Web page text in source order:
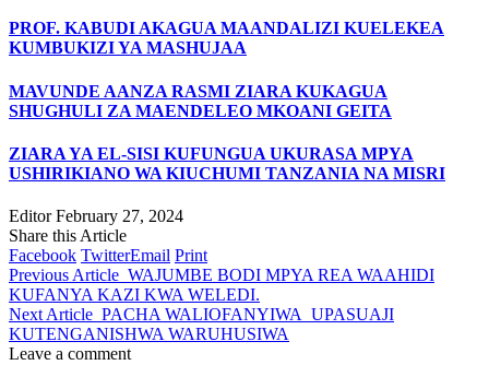
PROF. KABUDI AKAGUA MAANDALIZI KUELEKEA
KUMBUKIZI YA MASHUJAA
MAVUNDE AANZA RASMI ZIARA KUKAGUA
SHUGHULI ZA MAENDELEO MKOANI GEITA
ZIARA YA EL-SISI KUFUNGUA UKURASA MPYA
USHIRIKIANO WA KIUCHUMI TANZANIA NA MISRI
Editor February 27, 2024
Share this Article
Facebook TwitterEmail Print
Previous Article WAJUMBE BODI MPYA REA WAAHIDI
KUFANYA KAZI KWA WELEDI.
Next Article PACHA WALIOFANYIWA UPASUAJI
KUTENGANISHWA WARUHUSIWA
Leave a comment